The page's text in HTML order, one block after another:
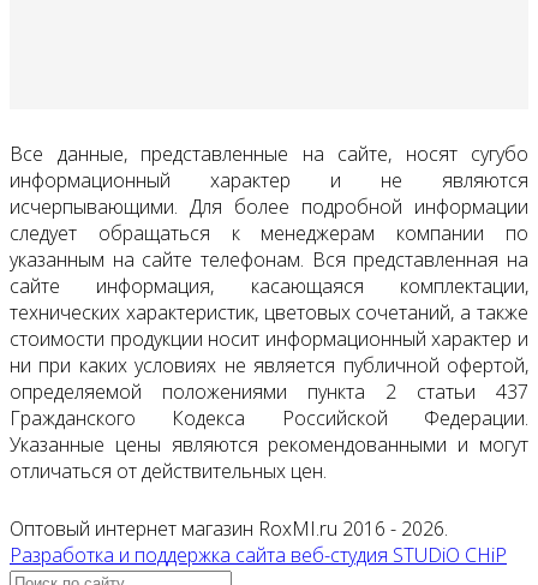
Все данные, представленные на сайте, носят сугубо
информационный характер и не являются
исчерпывающими. Для более подробной информации
следует обращаться к менеджерам компании по
указанным на сайте телефонам. Вся представленная на
сайте информация, касающаяся комплектации,
технических характеристик, цветовых сочетаний, а также
стоимости продукции носит информационный характер и
ни при каких условиях не является публичной офертой,
определяемой положениями пункта 2 статьи 437
Гражданского Кодекса Российской Федерации.
Указанные цены являются рекомендованными и могут
отличаться от действительных цен.
Оптовый интернет магазин RoxMI.ru 2016 - 2026.
Разработка и поддержка сайта веб-студия STUDiO CHiP